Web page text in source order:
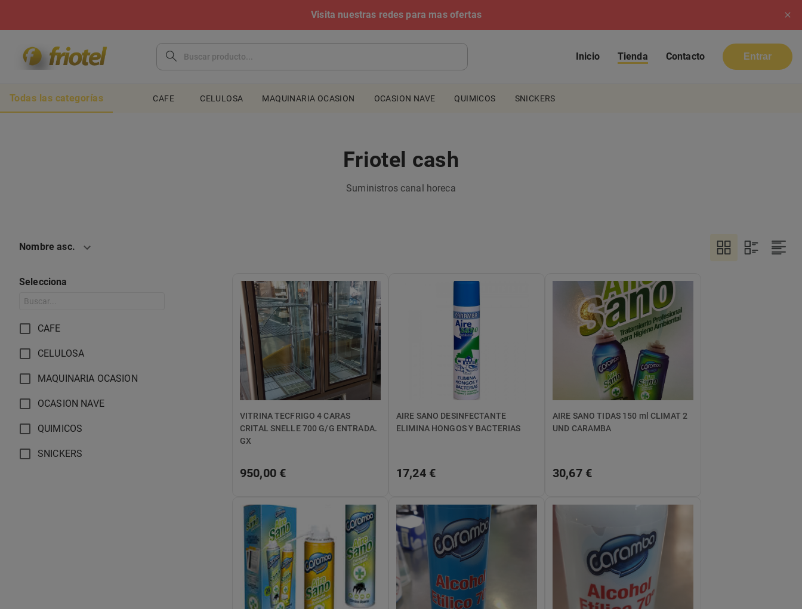
Visita nuestras redes para mas ofertas
Inicio Tienda Contacto Entrar
Todas las categorías CAFE CELULOSA MAQUINARIA OCASION OCASION NAVE QUIMICOS SNICKERS
Friotel cash
Suministros canal horeca
Nombre asc.
Selecciona
CAFE
CELULOSA
MAQUINARIA OCASION
OCASION NAVE
QUIMICOS
SNICKERS
VITRINA TECFRIGO 4 CARAS
CRITAL SNELLE 700 G/G ENTRADA.
GX
950,00 €
AIRE SANO DESINFECTANTE
ELIMINA HONGOS Y BACTERIAS
17,24 €
AIRE SANO TIDAS 150 ml CLIMAT 2
UND CARAMBA
30,67 €